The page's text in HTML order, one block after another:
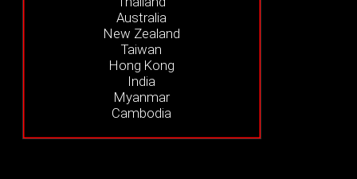
Australia
New Zealand
Taiwan
Hong Kong
India
Myanmar
Cambodia